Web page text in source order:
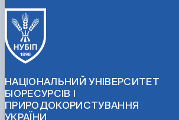
НАЦІОНАЛЬНИЙ УНІВЕРСИТЕТ
БІОРЕСУРСІВ І
ПРИРОДОКОРИСТУВАННЯ
УКРАЇНИ